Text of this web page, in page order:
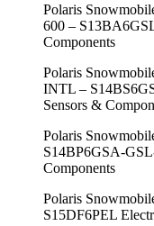
Polaris
600 –
Components
Polaris
INTL –
Sensors &
Polaris
S14BP6GSA-
Components
Polaris
S15DF6PEL